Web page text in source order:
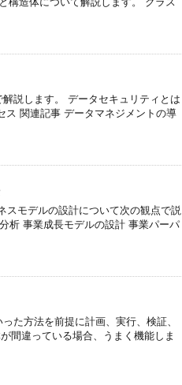
説します。 データセキュリティとは
ス 関連記事 データマネジメントの導
スモデルの設計について次の観点で説
析 事業成長モデルの設計 事業パーパ
た方法を前提に計画、実行、検証、
間違っている場合、うまく機能しま